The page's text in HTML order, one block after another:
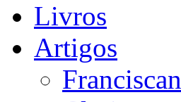
Livros
Artigos